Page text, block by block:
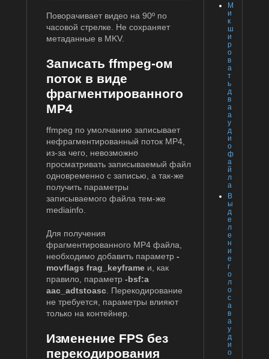
М
и
к
ш
и
р
о
в
а
т
ь
д
в
а
а
у
д
и
о
ф
а
й
л
а
В
ы
д
е
л
е
н
и
е
г
о
л
о
с
а
в
а
у
д
и
о
Поворачивает видео на 90º по
часовой стрелке. Не сохраняет
метаданные в MKV.
Записать ffmpeg-ом
поток в виде
фрагментированного
MP4
ffmpeg по умолчанию записывает
нефрагментированный поток MP4,
из-за чего, невозможно
просматривать записываемый файл
одновременно с записью, а так-же
получить параметры
записываемого файла тем-же
mediainfo.
Для получения
фрагментированного MP4 файла,
необходимо добавить параметр-
movflags frag_keyframe и, как
правило, параметр-bsf:a
aac_adtstoasc . Перекодирование
не требуется, параметры влияют
только на контейнер.
Изменение FPS без
перекодирования